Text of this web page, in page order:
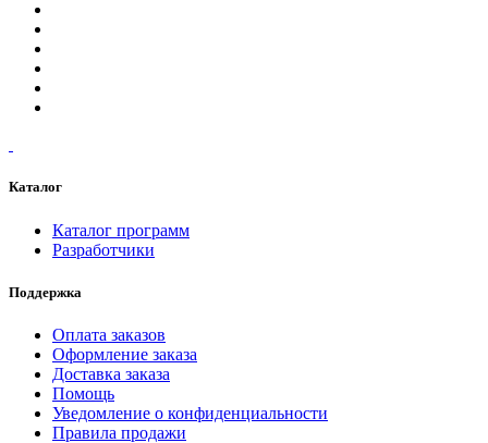
Каталог
Каталог программ
Разработчики
Поддержка
Оплата заказов
Оформление заказа
Доставка заказа
Помощь
Уведомление о конфиденциальности
Правила продажи